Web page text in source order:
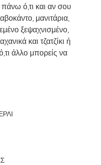
πάνω ό,τι και αν σου
μανιτάρια,
ξεψαχνισμένο,
και τζατζίκι ή
άλλο μπορείς να